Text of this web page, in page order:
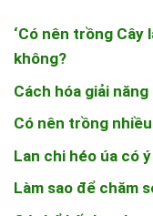
‘Có nên trồng Cây
không?
Cách hóa giải
Có nên trồng
Lan chi héo úa có
Làm sao để chăm